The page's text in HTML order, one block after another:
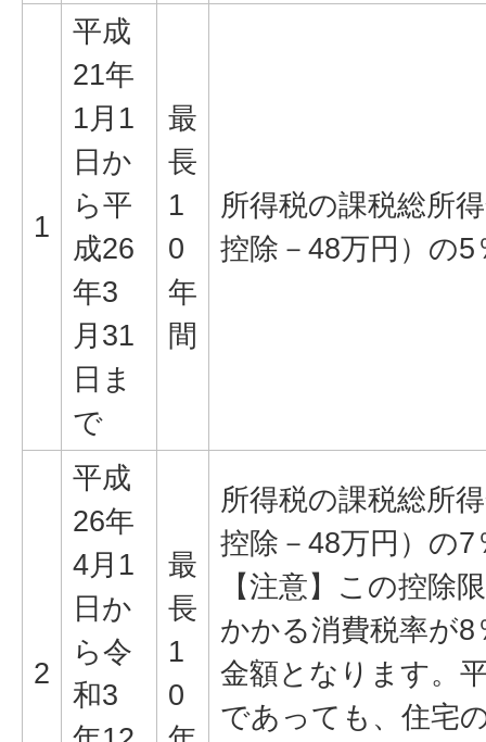
1
平成
21年
1月1
日か
ら平
成26
年3
月31
日ま
で
最
長
1
0
年
間
所得税の課税総所
控除－48万円）の
2
平成
26年
4月1
日か
ら令
和3
最
長
1
0
所得税の課税総所
控除－48万円）の
【注意】この控除
かかる消費税率が
金額となります。
であっても、住宅